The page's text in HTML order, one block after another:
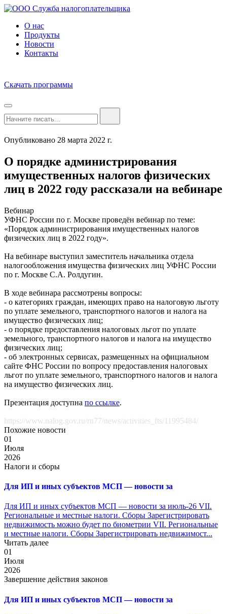
О нас
Продукты
Новости
Контакты
Скачать программы
Опубликовано 28 марта 2022 г.
О порядке администрирования
имущественных налогов физических
лиц в 2022 году рассказали на вебинаре
Вебинар
УФНС России по г. Москве проведён вебинар по теме:
«Порядок администрирования имущественных налогов
физических лиц в 2022 году».
На вебинаре выступил заместитель начальника отдела
налогообложения имущества физических лиц УФНС России
по г. Москве С.А. Ролдугин.
В ходе вебинара рассмотрены вопросы:
- о категориях граждан, имеющих право на налоговую льготу
по уплате земельного, транспортного налогов и налога на
имущество физических лиц;
- о порядке предоставления налоговых льгот по уплате
земельного, транспортного налогов и налога на имущество
физических лиц;
- об электронных сервисах, размещенных на официальном
сайте ФНС России по вопросу предоставления налоговых
льгот по уплате земельного, транспортного налогов и налога
на имущество физических лиц.
Презентация доступна по ссылке.
https://www.nalog.gov.ru/rn77/news/activities_fts/11995484/
Похожие новости
01
Июля
2026
Налоги и сборы
Для ИП и иных субъектов МСП — новости за
Для ИП и иных субъектов МСП — новости за июль-26 VII.
Региональные и местные налоги. Сборы Зарегистрировать
недвижимость можно будет по биометрии VII. Региональные
и местные налоги. Сборы Зарегистрировать недвижимост...
Читать далее
01
Июля
2026
Завершение действия законов
Для ИП и иных субъектов МСП — новости за